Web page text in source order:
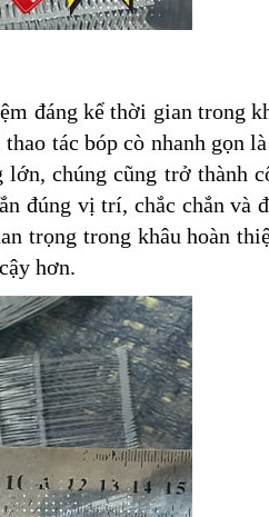
đáng kể thời gian trong
tác bóp cò nhanh gọn
chúng cũng trở thành
đúng vị trí, chắc chắn và
trọng trong khâu hoàn
hơn.